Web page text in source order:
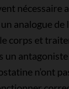
nécessaire
analogue
corps et
n’ont